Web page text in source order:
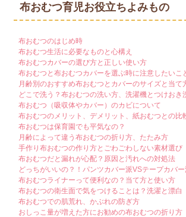
布おむつ育児お役立ちよみもの
布おむつのはじめ時
布おむつ生活に必要なものと心構え
布おむつカバーの選び方と正しい使い方
布おむつと布おむつカバーを選ぶ時に注意したいこ
月齢別のおすすめ布おむつとカバーのサイズと当て
どこで洗う？布おむつの洗い方、洗濯機とつけおき
布おむつ（吸収体やカバー）のカビについて
布おむつのメリット、デメリット、紙おむつとの比
布おむつは保育園でも平気なの？
月齢によって違う布おむつの折り方、たたみ方
手作り布おむつの作り方とごわごわしない素材選び
布おむつだと漏れが心配？原因と汚れへの対処法
どっちがいいの？！パンツカバー派VSテープカバー
布おむつライナーって便利なの？当て方と使い方
布おむつの衛生面で気をつけることは？洗濯と漂白
布おむつでの肌荒れ、かぶれの防ぎ方
おしっこ量が増えた方にお勧めの布おむつの折り方